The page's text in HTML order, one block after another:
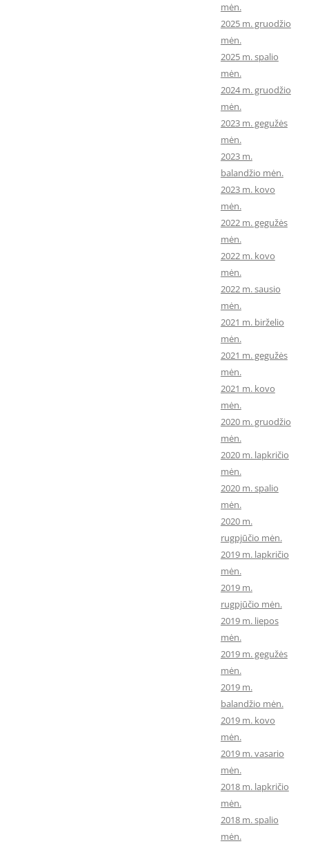
mėn.
2025 m. gruodžio
mėn.
2025 m. spalio
mėn.
2024 m. gruodžio
mėn.
2023 m. gegužės
mėn.
2023 m.
balandžio mėn.
2023 m. kovo
mėn.
2022 m. gegužės
mėn.
2022 m. kovo
mėn.
2022 m. sausio
mėn.
2021 m. birželio
mėn.
2021 m. gegužės
mėn.
2021 m. kovo
mėn.
2020 m. gruodžio
mėn.
2020 m. lapkričio
mėn.
2020 m. spalio
mėn.
2020 m.
rugpjūčio mėn.
2019 m. lapkričio
mėn.
2019 m.
rugpjūčio mėn.
2019 m. liepos
mėn.
2019 m. gegužės
mėn.
2019 m.
balandžio mėn.
2019 m. kovo
mėn.
2019 m. vasario
mėn.
2018 m. lapkričio
mėn.
2018 m. spalio
mėn.